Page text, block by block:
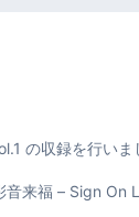
の収録を行いま
来福 – Sign On